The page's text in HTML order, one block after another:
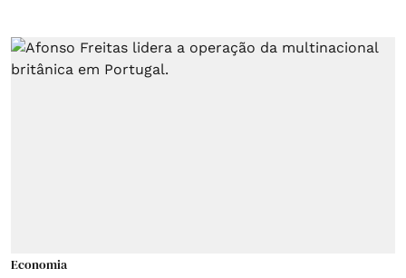
Economia